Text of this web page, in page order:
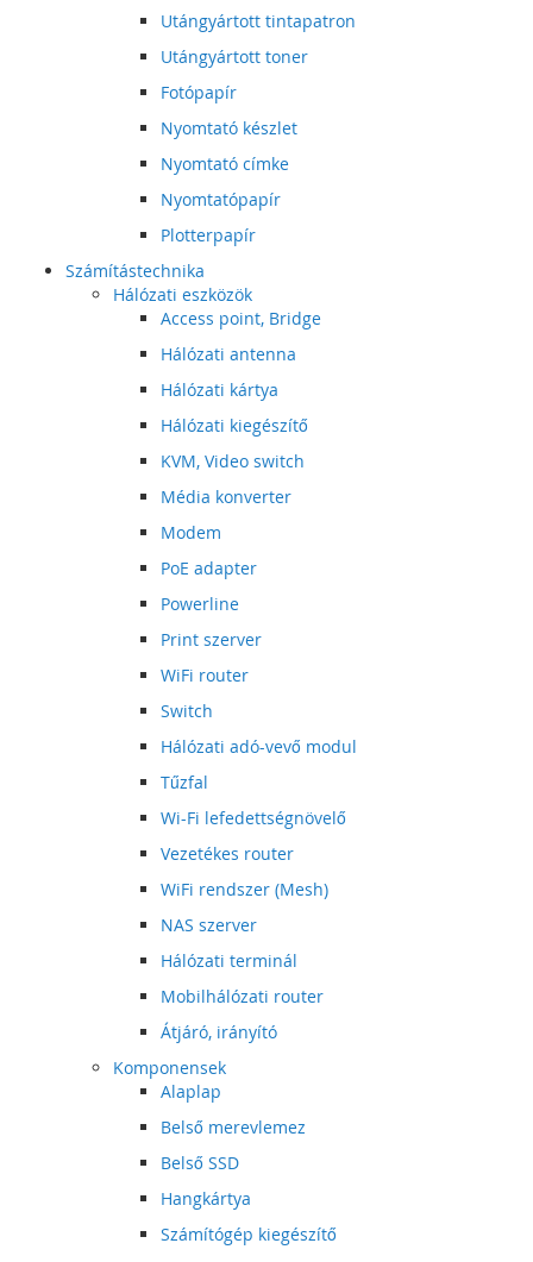
Utángyártott tintapatron
Utángyártott toner
Fotópapír
Nyomtató készlet
Nyomtató címke
Nyomtatópapír
Plotterpapír
Számítástechnika
Hálózati eszközök
Access point, Bridge
Hálózati antenna
Hálózati kártya
Hálózati kiegészítő
KVM, Video switch
Média konverter
Modem
PoE adapter
Powerline
Print szerver
WiFi router
Switch
Hálózati adó-vevő modul
Tűzfal
Wi-Fi lefedettségnövelő
Vezetékes router
WiFi rendszer (Mesh)
NAS szerver
Hálózati terminál
Mobilhálózati router
Átjáró, irányító
Komponensek
Alaplap
Belső merevlemez
Belső SSD
Hangkártya
Számítógép kiegészítő